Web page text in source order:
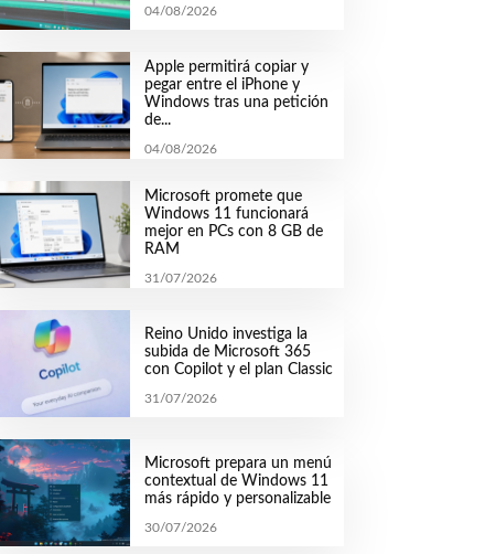
04/08/2026
Apple permitirá copiar y
pegar entre el iPhone y
Windows tras una petición
de...
04/08/2026
Microsoft promete que
Windows 11 funcionará
mejor en PCs con 8 GB de
RAM
31/07/2026
Reino Unido investiga la
subida de Microsoft 365
con Copilot y el plan Classic
31/07/2026
Microsoft prepara un menú
contextual de Windows 11
más rápido y personalizable
30/07/2026